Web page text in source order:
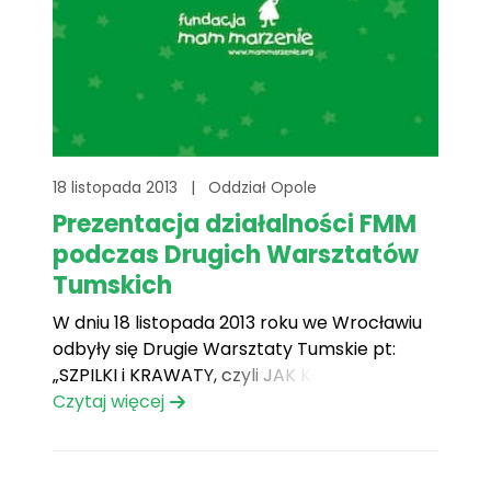
18 listopada 2013 | Oddział Opole
Prezentacja działalności FMM
podczas Drugich Warsztatów
Tumskich
W dniu 18 listopada 2013 roku we Wrocławiu
odbyły się Drugie Warsztaty Tumskie pt:
„SZPILKI i KRAWATY, czyli JAK KREOWAĆ
SWÓJ WIZERUNEK W BIZNESIE.” Zgromadziły
Czytaj więcej